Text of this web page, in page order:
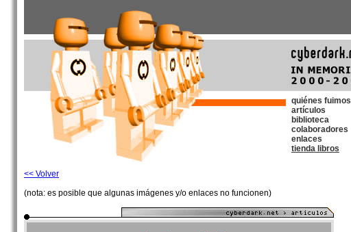
quiénes fuimos
artículos
biblioteca
colaboradores
enlaces
tienda libros
<< Volver
(nota: es posible que algunas imágenes y/o enlaces no funcionen)